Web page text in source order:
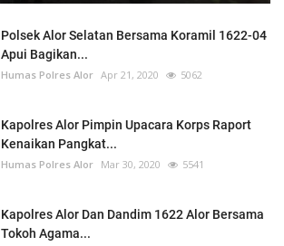
Polsek Alor Selatan Bersama Koramil 1622-04
Apui Bagikan...
Humas Polres Alor Apr 21, 2020 5062
Kapolres Alor Pimpin Upacara Korps Raport
Kenaikan Pangkat...
Humas Polres Alor Mar 30, 2020 5541
Kapolres Alor Dan Dandim 1622 Alor Bersama
Tokoh Agama...